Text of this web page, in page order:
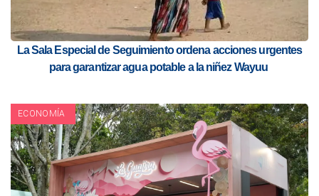
La Sala Especial de Seguimiento ordena acciones urgentes
para garantizar agua potable a la niñez Wayuu
ECONOMÍA